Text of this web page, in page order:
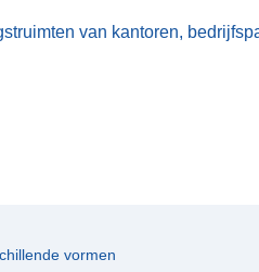
van kantoren,
vormen